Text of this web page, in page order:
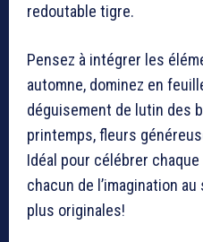
redoutable tigre.
Pensez à intégrer les
automne, dominez en
déguisement de lutin des
printemps, fleurs
Idéal pour célébrer
chacun de l’imagination
plus originales!